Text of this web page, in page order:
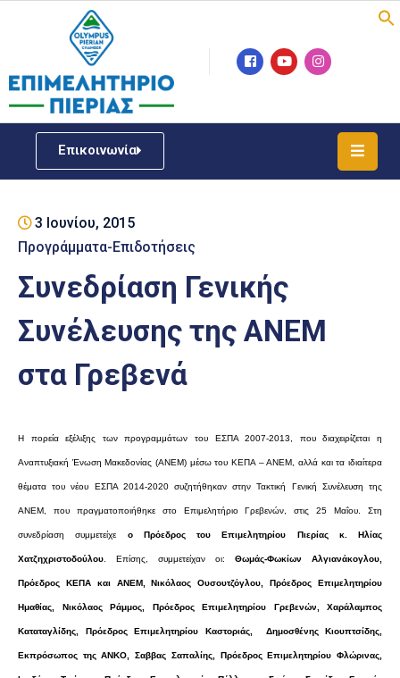
Επικοινωνία
Επιμελητήριο
Νέα
ΓΕΜΗ
Επιχειρηματική
Υποστήριξη
Έκθεση
Παραδοσιακών
ΚΜ
Πιερία
3 Ιουνίου, 2015
Προγράμματα-Επιδοτήσεις
Συνεδρίαση Γενικής
Συνέλευσης της ΑΝΕΜ
στα Γρεβενά
Η πορεία εξέλιξης των προγραμμάτων του ΕΣΠΑ 2007-2013, που διαχειρίζεται η
Αναπτυξιακή Ένωση Μακεδονίας (ΑΝΕΜ) μέσω του ΚΕΠΑ – ΑΝΕΜ, αλλά και τα ιδιαίτερα
θέματα του νέου ΕΣΠΑ 2014-2020 συζητήθηκαν στην Τακτική Γενική Συνέλευση της
ΑΝΕΜ, που πραγματοποιήθηκε στο Επιμελητήριο Γρεβενών, στις 25 Μαΐου. Στη
συνεδρίαση συμμετείχε ο Πρόεδρος του Επιμελητηρίου Πιερίας κ. Ηλίας
Χατζηχριστοδούλου . Επίσης, συμμετείχαν οι: Θωμάς-Φωκίων Αλγιανάκογλου,
Πρόεδρος ΚΕΠΑ και ΑΝΕΜ, Νικόλαος Ουσουτζόγλου, Πρόεδρος Επιμελητηρίου
Ημαθίας, Νικόλαος Ράμμος, Πρόεδρος Επιμελητηρίου Γρεβενών, Χαράλαμπος
Καταταγλίδης, Πρόεδρος Επιμελητηρίου Καστοριάς, Δημοσθένης Κιουπτσίδης,
Εκπρόσωπος της ΑΝΚΟ, Σαββας Σαπαλίης, Πρόεδρος Επιμελητηρίου Φλώρινας,